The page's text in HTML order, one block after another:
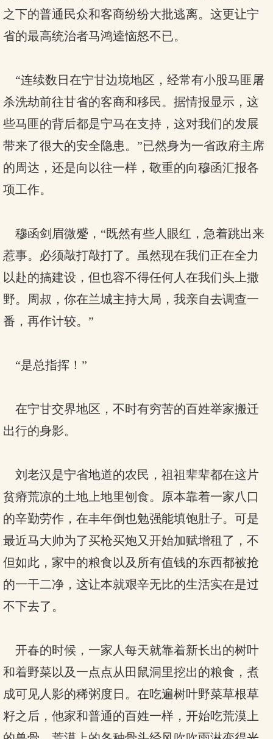
之下的普通民众和客商纷纷大批逃离。这更让宁
省的最高统治者马鸿逵恼怒不已。
“连续数日在宁甘边境地区，经常有小股马匪屠
杀洗劫前往甘省的客商和移民。据情报显示，这
些马匪的背后都是宁马在支持，这对我们的发展
带来了很大的安全隐患。”已然身为一省政府主席
的周达，还是向以往一样，敬重的向穆函汇报各
项工作。
穆函剑眉微蹙，“既然有些人眼红，急着跳出来
惹事。必须敲打敲打了。虽然现在我们正在全力
以赴的搞建设，但也容不得任何人在我们头上撒
野。周叔，你在兰城主持大局，我亲自去调查一
番，再作计较。”
“是总指挥！”
在宁甘交界地区，不时有穷苦的百姓举家搬迁
出行的身影。
刘老汉是宁省地道的农民，祖祖辈辈都在这片
贫瘠荒凉的土地上地里刨食。原本靠着一家八口
的辛勤劳作，在丰年倒也勉强能填饱肚子。可是
最近马大帅为了买枪买炮又开始加赋增租了，不
但如此，家中的粮食以及所有值钱的东西都被抢
的一干二净，这让本就艰辛无比的生活实在是过
不下去了。
开春的时候，一家人每天就靠着新长出的树叶
和着野菜以及一点点从田鼠洞里挖出的粮食，煮
成可见人影的稀粥度日。在吃遍树叶野菜草根草
籽之后，他家和普通的百姓一样，开始吃荒漠上